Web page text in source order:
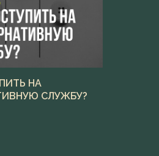
НА
СЛУЖБУ?